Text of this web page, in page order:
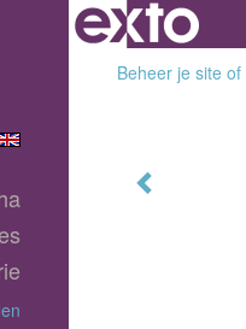
Beheer je site of